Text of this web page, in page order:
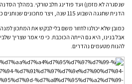
שנסגרה לא מזמן) ועד פודינג חלב טורקי. במהלך
הדנית שחגגה השבוע 115 שנה, ויצר מתכונים שנותנים כבוד לממרח הכל כך פופולרי.
כמובן שלא יכולנו לחזור משם בלי לבקש את המתכון
אבל בנינו, היא גם הייתה הכוכבת. כי מי אמר שצריך
להנות מטעמים נהדרים.